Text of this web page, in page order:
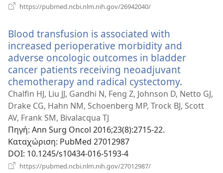
https://pubmed.ncbi.nlm.nih.gov/26942040/
Blood transfusion is associated with
increased perioperative morbidity and
adverse oncologic outcomes in bladder
cancer patients receiving neoadjuvant
chemotherapy and radical cystectomy.
νέο
Chalfin HJ, Liu JJ, Gandhi N, Feng Z, Johnson D, Netto GJ,
Drake CG, Hahn NM, Schoenberg MP, Trock BJ, Scott
AV, Frank SM, Bivalacqua TJ
Πηγή‎: Ann Surg Oncol 2016;23(8):2715-22.
Καταχώριση‎: PubMed 27012987
DOI‎: 10.1245/s10434-016-5193-4
https://pubmed.ncbi.nlm.nih.gov/27012987/